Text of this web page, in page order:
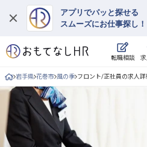
アプリでパッと探せる
スムーズにお仕事探し！
転職相談
ログイン
求人・施設を探す
キープした求人
就職・転職 合同説明会
岩手県 花巻市 風の季 フロント/正社員の求人詳